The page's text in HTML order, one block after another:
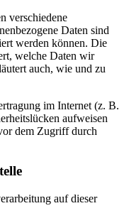
verschiedene
Daten sind
werden können. Die
welche Daten wir
auch, wie und zu
im Internet (z. B.
aufweisen
dem Zugriff durch
auf dieser